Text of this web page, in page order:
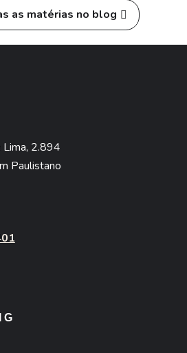
as matérias no blog
Lima, 2.894
Paulistano